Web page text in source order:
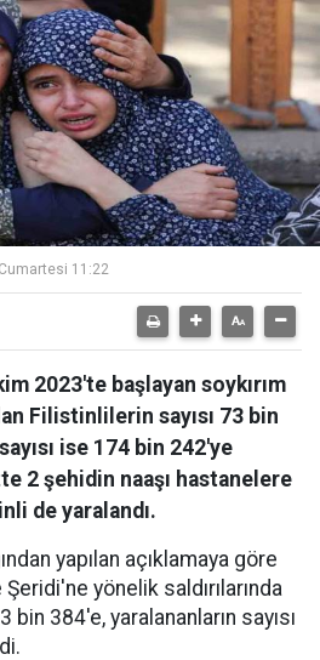
11:22
2023'te başlayan soykırım
Filistinlilerin sayısı 73 bin
ise 174 bin 242'ye
2 şehidin naaşı hastanelere
de yaralandı.
yapılan açıklamaya göre
yönelik saldırılarında
bin 384'e, yaralananların sayısı